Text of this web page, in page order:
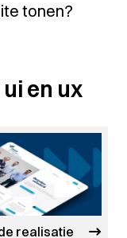
tonen?
en ux
realisatie